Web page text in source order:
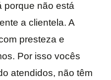
porque não está
a clientela. A
presteza e
Por isso vocês
atendidos, não têm